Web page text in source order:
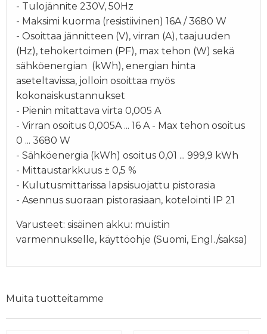
- Tulojännite 230V, 50Hz
- Maksimi kuorma (resistiivinen) 16A / 3680 W
- Osoittaa jännitteen (V), virran (A), taajuuden
(Hz), tehokertoimen (PF), max tehon (W) sekä
sähköenergian (kWh), energian hinta
aseteltavissa, jolloin osoittaa myös
kokonaiskustannukset
- Pienin mitattava virta 0,005 A
- Virran osoitus 0,005A ... 16 A - Max tehon osoitus
0 ... 3680 W
- Sähköenergia (kWh) osoitus 0,01 ... 999,9 kWh
- Mittaustarkkuus ± 0,5 %
- Kulutusmittarissa lapsisuojattu pistorasia
- Asennus suoraan pistorasiaan, kotelointi IP 21
Varusteet: sisäinen akku: muistin
varmennukselle, käyttöohje (Suomi, Engl./saksa)
Muita tuotteitamme